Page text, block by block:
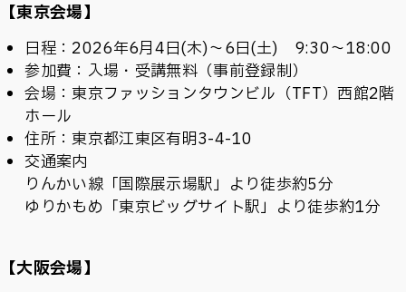
【東京会場】
日程：2026年6月4日(木)〜6日(土) 9:30〜18:00
参加費：入場・受講無料（事前登録制）
会場：東京ファッションタウンビル（TFT）西館2階
ホール
住所：東京都江東区有明3-4-10
交通案内
りんかい線「国際展示場駅」より徒歩約5分
ゆりかもめ「東京ビッグサイト駅」より徒歩約1分
【大阪会場】